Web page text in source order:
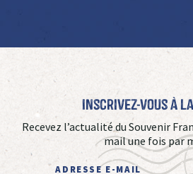
Inscrivez-vous à
Recevez l’actualité du Souvenir
mail une fois par
ADRESSE E-MAIL